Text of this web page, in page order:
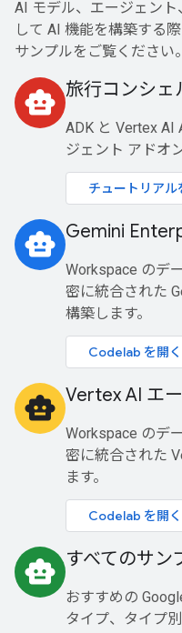
AI モデル、エージェン
して AI 機能を構築する
サンプルをご覧ください。
smart_toy 旅行コンシェ
ADK と Vertex AI
ジェント アドオ
チュートリアル
smart_toy Gemini
Workspace のデ
密に統合された
構築します。
Codelab を開く
smart_toy Vertex AI エ
Workspace のデ
密に統合された
ます。
Codelab を開く
smart_toy すべてのサン
おすすめの
タイプ、タイプ